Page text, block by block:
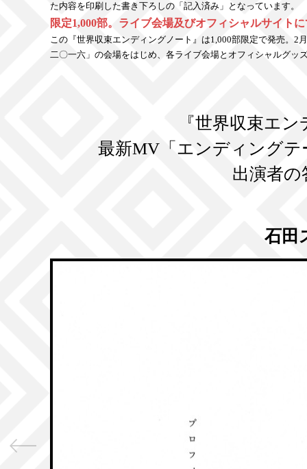
た内容を印刷した書き下ろしの「記入済み」となっています。
限定1,000部。ライブ会場及びオフィシャルサイト
この『世界収束エンディングノート』は1,000部限定で発売。2
二〇一六」の会場をはじめ、各ライブ会場とオフィシャルグッ
『世界収束エ
最新MV「エンディング
出演者の
石田